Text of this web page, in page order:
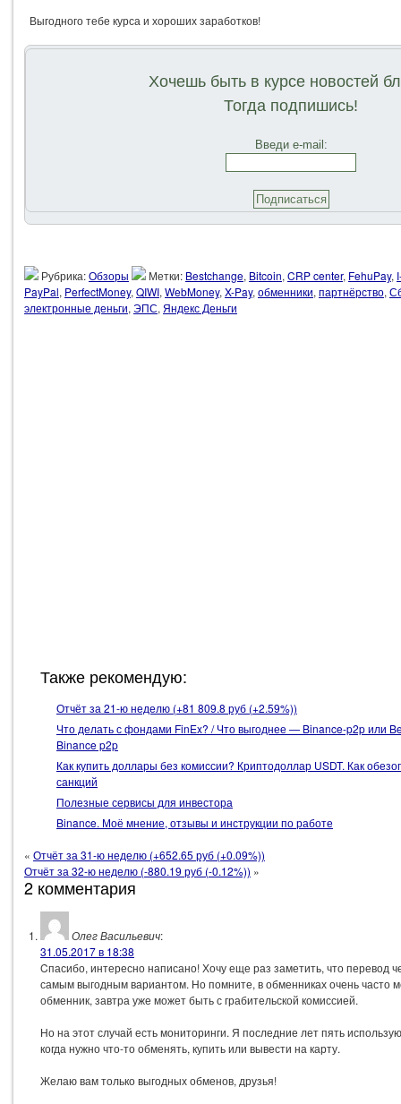
Выгодного тебе курса и хороших заработков!
Хочешь быть в курсе новостей
Тогда подпишись!
Введи e-mail:
Рубрика:Обзоры Метки: Bestchange, Bitcoin, CRP center, FehuPay,
PayPal, PerfectMoney, QIWI, WebMoney, X-Pay, обменники, партнёрство,
электронные деньги, ЭПС, Яндекс Деньги
Также рекомендую:
Отчёт за 21-ю неделю (+81 809.8 руб (+2.59%))
Что делать с фондами FinEx? / Что выгоднее — Binance-p2p или
Binance p2p
Как купить доллары без комиссии? Криптодоллар USDT. Как
санкций
Полезные сервисы для инвестора
Binance. Моё мнение, отзывы и инструкции по работе
« Отчёт за 31-ю неделю (+652.65 руб (+0.09%))
Отчёт за 32-ю неделю (-880.19 руб (-0.12%)) »
2 комментария
Олег Васильевич:
31.05.2017 в 18:38
Cпасибо, интересно написано! Хочу еще раз заметить, что перевод
самым выгодным вариантом. Но помните, в обменниках очень часто
обменник, завтра уже может быть с грабительской комиссией.
Но на этот случай есть мониторинги. Я последние лет пять
когда нужно что-то обменять, купить или вывести на карту.
Желаю вам только выгодных обменов, друзья!